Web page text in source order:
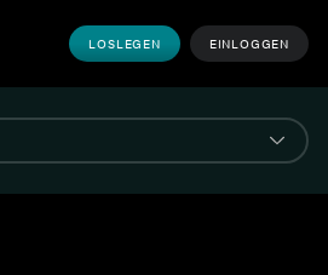
LOSLEGEN EINLOGGEN